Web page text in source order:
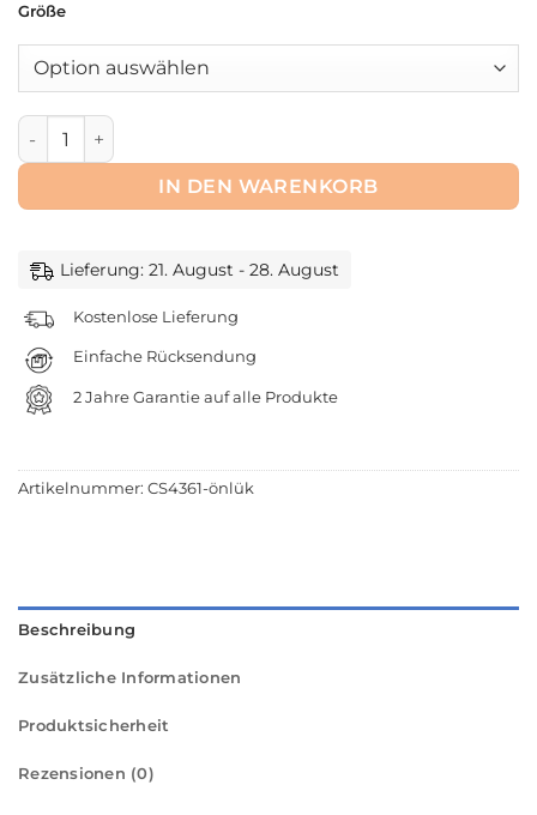
Größe
Essschürze für Erwachsene mit Druckknopf - Caress G885
IN DEN WARENKORB
Lieferung: 21. August - 28. August
Kostenlose Lieferung
Einfache Rücksendung
2 Jahre Garantie auf alle Produkte
Artikelnummer: CS4361-önlük
Beschreibung
Zusätzliche Informationen
Produktsicherheit
Rezensionen (0)